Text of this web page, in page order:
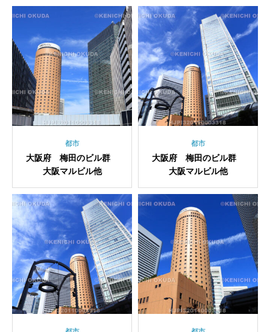
都市
大阪府 梅田のビル群
大阪マルビル他
都市
大阪府 梅田のビル群
大阪マルビル他